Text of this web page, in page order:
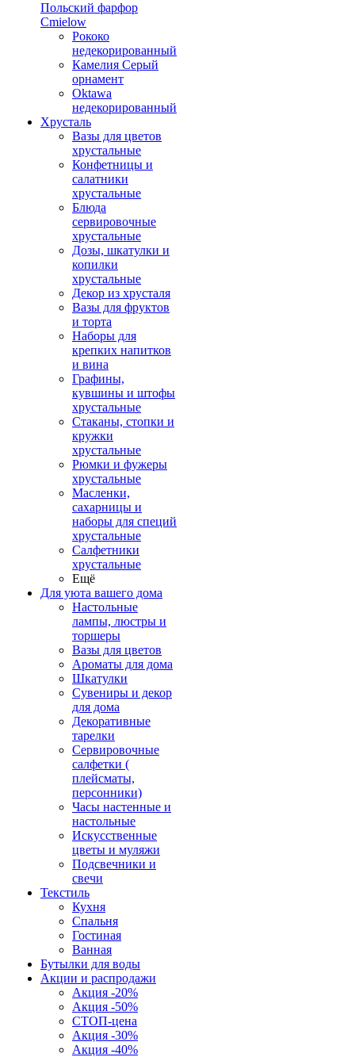
Польский фарфор
Сmielow
Рококо
недекорированный
Камелия Серый
орнамент
Oktawa
недекорированный
Хрусталь
Вазы для цветов
хрустальные
Конфетницы и
салатники
хрустальные
Блюда
сервировочные
хрустальные
Дозы, шкатулки и
копилки
хрустальные
Декор из хрусталя
Вазы для фруктов
и торта
Наборы для
крепких напитков
и вина
Графины,
кувшины и штофы
хрустальные
Стаканы, стопки и
кружки
хрустальные
Рюмки и фужеры
хрустальные
Масленки,
сахарницы и
наборы для специй
хрустальные
Салфетники
хрустальные
Ещё
Для уюта вашего дома
Настольные
лампы, люстры и
торшеры
Вазы для цветов
Ароматы для дома
Шкатулки
Сувениры и декор
для дома
Декоративные
тарелки
Сервировочные
салфетки (
плейсматы,
персонники)
Часы настенные и
настольные
Искусственные
цветы и муляжи
Подсвечники и
свечи
Текстиль
Кухня
Спальня
Гостиная
Ванная
Бутылки для воды
Акции и распродажи
Акция -20%
Акция -50%
СТОП-цена
Акция -30%
Акция -40%